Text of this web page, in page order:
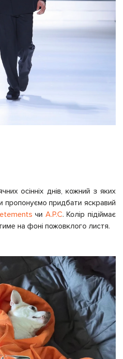
осінніх днів, кожний з яких
пропонуємо придбати яскравий
чи A.P.C. Колір підіймає
на фоні пожовклого листя.